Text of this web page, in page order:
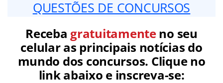
QUESTÕES DE CONCURSOS
Receba gratuitamenteno seu
celular as principais notícias do
mundo dos concursos. Clique no
link abaixo e inscreva-se: